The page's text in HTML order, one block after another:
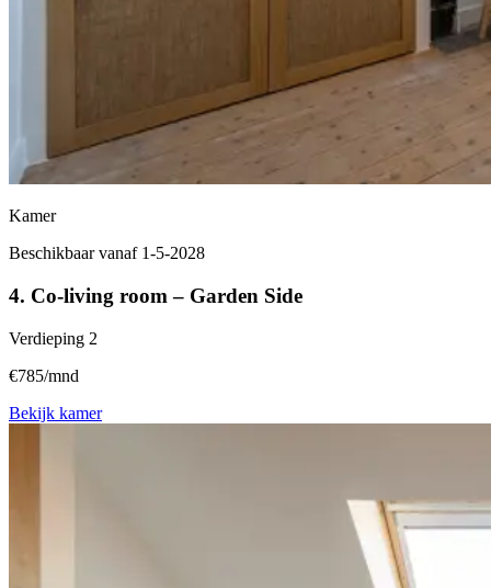
Kamer
Beschikbaar vanaf 1-5-2028
4. Co-living room – Garden Side
Verdieping 2
€785/mnd
Bekijk kamer